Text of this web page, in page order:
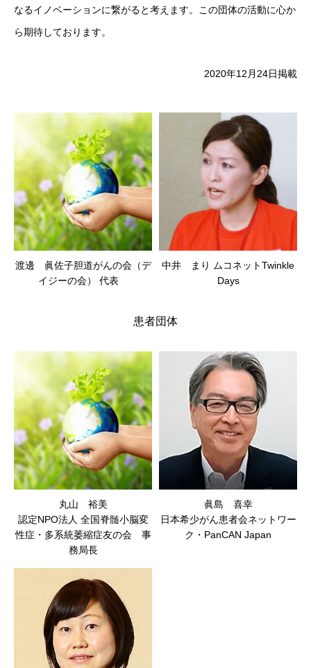
なるイノベーションに繋がると考えます。この団体の活動に心か
ら期待しております。
2020年12月24日掲載
渡邊 眞佐子胆道がんの会（デ
イジーの会） 代表
中井 まり ムコネットTwinkle
Days
患者団体
丸山 裕美
認定NPO法人 全国脊髄小脳変
性症・多系統萎縮症友の会 事
務局長
眞島 喜幸
日本希少がん患者会ネットワー
ク・PanCAN Japan